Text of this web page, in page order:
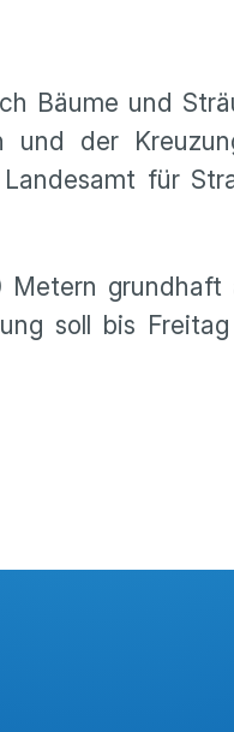
Bäume und
und der
für
grundhaft
soll bis